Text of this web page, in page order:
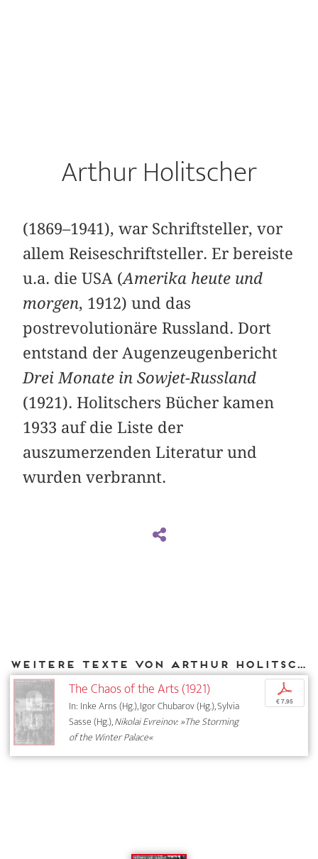
Arthur Holitscher
(1869–1941), war Schriftsteller, vor
allem Reiseschriftsteller. Er bereiste
u.a. die USA (Amerika heute und
morgen, 1912) und das
postrevolutionäre Russland. Dort
entstand der Augenzeugenbericht
Drei Monate in Sowjet-Russland
(1921). Holitschers Bücher kamen
1933 auf die Liste der
auszumerzenden Literatur und
wurden verbrannt.
Weitere Texte von Arthur Holitscher bei DIAPHANES
The Chaos of the Arts (1921)
In: Inke Arns (Hg.), Igor Chubarov (Hg.), Sylvia
Sasse (Hg.),Nikolai Evreinov: »The Storming
of the Winter Palace«
p
€ 7,95